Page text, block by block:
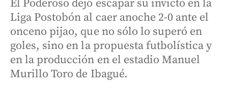
El Poderoso dejó escapar su invicto en la
Liga Postobón al caer anoche 2-0 ante el
onceno pijao, que no sólo lo superó en
goles, sino en la propuesta futbolística y
en la producción en el estadio Manuel
Murillo Toro de Ibagué.